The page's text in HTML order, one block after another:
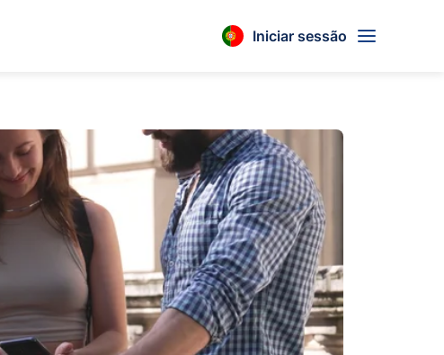
Iniciar sessão